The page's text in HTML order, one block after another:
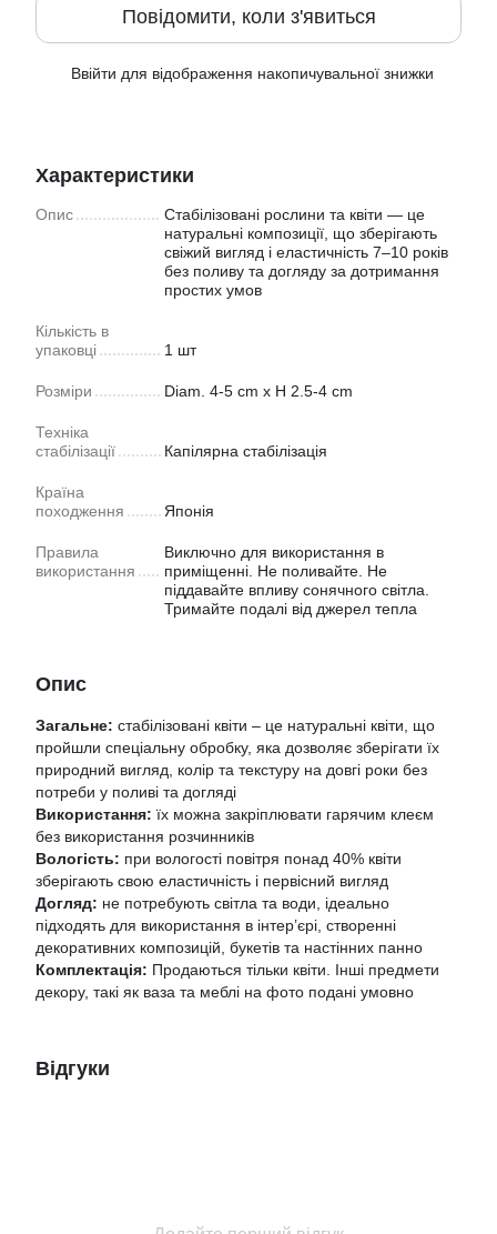
Повідомити, коли з'явиться
Ввійти для відображення накопичувальної знижки
Характеристики
Опис
Стабілізовані рослини та квіти — це
натуральні композиції, що зберігають
свіжий вигляд і еластичність 7–10 років
без поливу та догляду за дотримання
простих умов
Кiлькiсть в
упаковцi
1 шт
Розмiри Diam. 4-5 cm x H 2.5-4 cm
Техніка
стабілізації
Капiлярна стабiлiзацiя
Країна
походження
Японiя
Правила
використання
Виключно для використання в
приміщенні. Не поливайте. Не
піддавайте впливу сонячного світла.
Тримайте подалі від джерел тепла
Опис
Загальне: стабілізовані квіти – це натуральні квіти, що
пройшли спеціальну обробку, яка дозволяє зберігати їх
природний вигляд, колір та текстуру на довгі роки без
потреби у поливі та догляді
Використання: їх можна закріплювати гарячим клеєм
без використання розчинників
Вологість: при вологості повітря понад 40% квіти
зберігають свою еластичність і первісний вигляд
Догляд: не потребують світла та води, ідеально
підходять для використання в інтер’єрі, створенні
декоративних композицій, букетів та настінних панно
Комплектація: Продаються тільки квіти. Інші предмети
декору, такі як ваза та меблі на фото подані умовно
Відгуки